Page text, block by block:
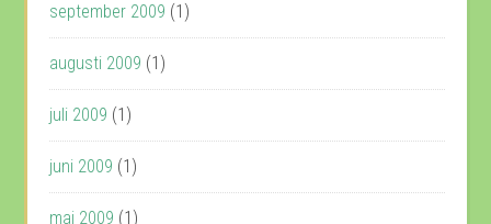
september 2009 (1)
augusti 2009 (1)
juli 2009 (1)
juni 2009 (1)
maj 2009 (1)